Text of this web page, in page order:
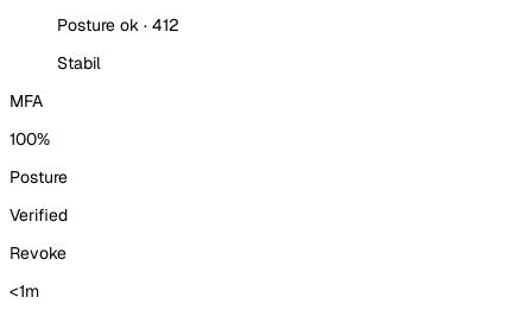
Posture ok · 412
Stabil
MFA
100%
Posture
Verified
Revoke
<1m